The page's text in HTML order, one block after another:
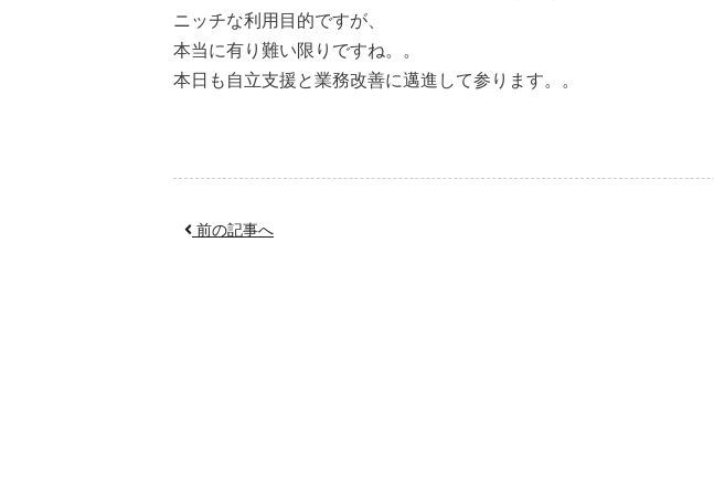
ニッチな利用目的ですが、
本当に有り難い限りですね。。
本日も自立支援と業務改善に邁進して参ります。。
前の記事へ